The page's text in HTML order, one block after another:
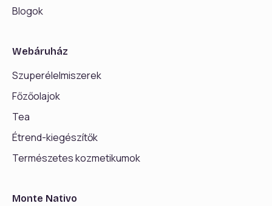
Blogok
Webáruház
Szuperélelmiszerek
Főzőolajok
Tea
Étrend-kiegészítők
Természetes kozmetikumok
Monte Nativo